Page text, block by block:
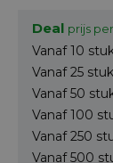
Deal prijs
Vanaf 10
Vanaf 25
Vanaf 50
Vanaf 100
Vanaf 250
Vanaf 500